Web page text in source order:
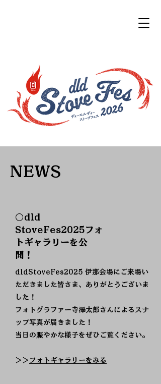
NEWS
​○dld
StoveFes2025フォ
トギャラリーを公
開！
dldStoveFes2025 伊那会場にご来場い
ただきました皆さま、ありがとうございま
した！
フォトグラファー寺澤太郎さんによるスナ
ップ写真が届きました！
​当日の賑やかな様子をぜひご覧ください。
​＞＞フォトギャラリーをみる